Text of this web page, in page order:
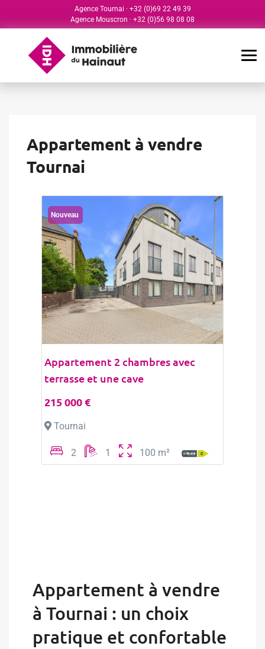
Agence Tournai · +32 (0)69 22 49 39
Agence Mouscron · +32 (0)56 98 08 08
Appartement à vendre
Tournai
Nouveau
Appartement 2 chambres avec
terrasse et une cave
215 000 €
Tournai
2 1 100 m²
Appartement à vendre
à Tournai : un choix
pratique et confortable